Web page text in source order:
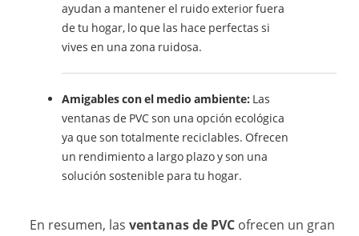
ayudan a mantener el ruido exterior fuera
de tu hogar, lo que las hace perfectas si
vives en una zona ruidosa.
Amigables con el medio ambiente: Las
ventanas de PVC son una opción ecológica
ya que son totalmente reciclables. Ofrecen
un rendimiento a largo plazo y son una
solución sostenible para tu hogar.
En resumen, lasventanas de PVC ofrecen un gran